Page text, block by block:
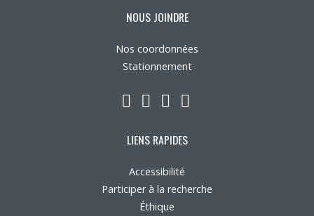
NOUS JOINDRE
Nos coordonnées
Stationnement
LinkedIn
YouTube
Twitter
LIENS RAPIDES
Accessibilité
Participer à la recherche
Éthique